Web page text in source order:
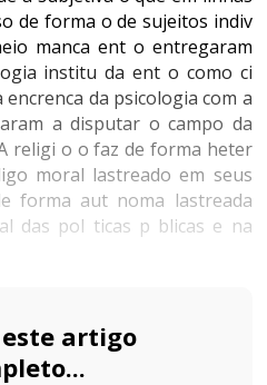
de forma o de sujeitos indiv
manca ent o entregaram
institu da ent o como ci
da psicologia com a
a disputar o campo da
religi o o faz de forma heter
moral lastreado em seus
forma aut noma lastreada
das pol ticas p blicas e na
artigo